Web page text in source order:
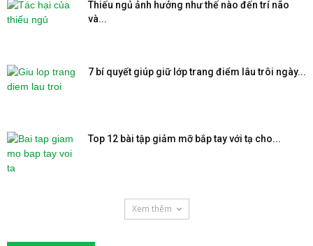
Thiếu ngủ ảnh hưởng như thế nào đến trí não
và...
7 bí quyết giúp giữ lớp trang điểm lâu trôi ngày...
Top 12 bài tập giảm mỡ bắp tay với tạ cho...
Xem thêm